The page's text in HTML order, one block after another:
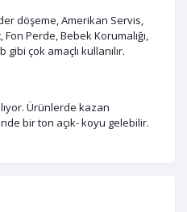
döşeme, Amerikan Servis,
Perde, Bebek Korumalığı,
çok amaçlı kullanılır.
Ürünlerde kazan
bir ton açık- koyu gelebilir.